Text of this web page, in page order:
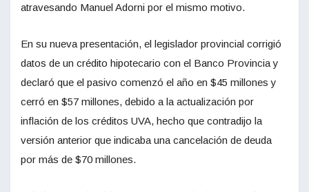
atravesando Manuel Adorni por el mismo motivo.
En su nueva presentación, el legislador provincial corrigió
datos de un crédito hipotecario con el Banco Provincia y
declaró que el pasivo comenzó el año en $45 millones y
cerró en $57 millones, debido a la actualización por
inflación de los créditos UVA, hecho que contradijo la
versión anterior que indicaba una cancelación de deuda
por más de $70 millones.